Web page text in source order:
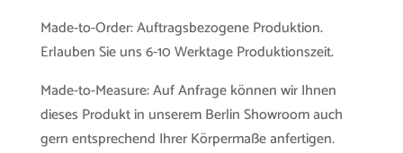
Made-to-Order: Auftragsbezogene Produktion.
Erlauben Sie uns 6-10 Werktage Produktionszeit.
Made-to-Measure: Auf Anfrage können wir Ihnen
dieses Produkt in unserem Berlin Showroom auch
gern entsprechend Ihrer Körpermaße anfertigen.